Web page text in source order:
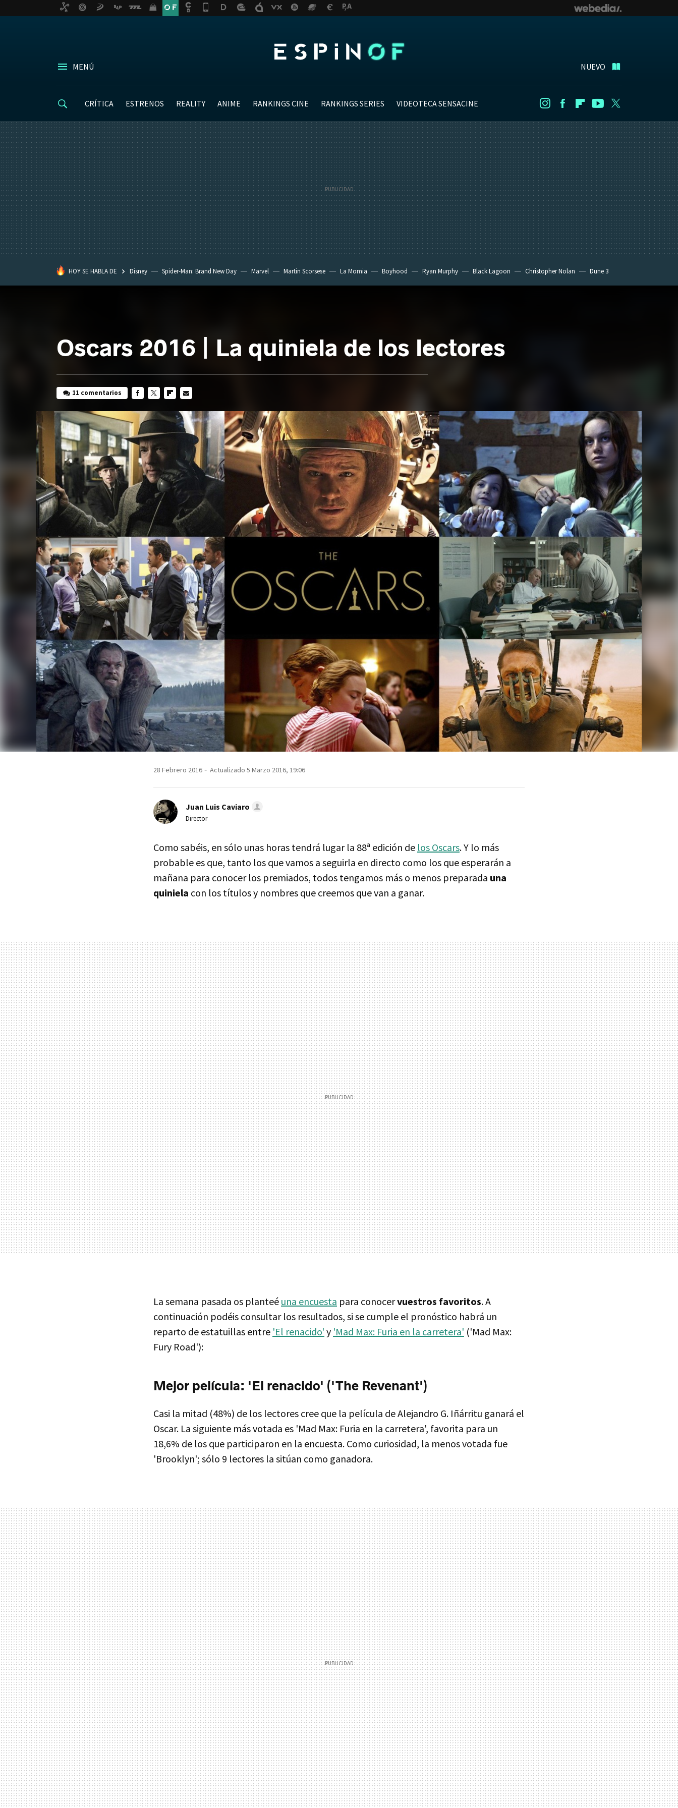
MENÚ NUEVO
CRÍTICA ESTRENOS REALITY ANIME RANKINGS CINE RANKINGS SERIES VIDEOTECA SENSACINE InstagramFacebookFlipboard
Youtube
HOY SE HABLA DE Disney Spider-Man: Brand New Day Marvel Martin Scorsese La Momia Boyhood Ryan Murphy Black Lagoon Christopher Nolan Dune 3
Oscars 2016 | La quiniela de los lectores
11 comentarios
MAIL
28 Febrero 2016 Actualizado 5 Marzo 2016, 19:06
Juan Luis Caviaro
Director
Como sabéis, en sólo unas horas tendrá lugar la 88ª edición de los Oscars. Y lo más
probable es que, tanto los que vamos a seguirla en directo como los que esperarán a
mañana para conocer los premiados, todos tengamos más o menos preparada una
quiniela con los títulos y nombres que creemos que van a ganar.
La semana pasada os planteé una encuesta para conocervuestros favoritos. A
continuación podéis consultar los resultados, si se cumple el pronóstico habrá un
reparto de estatuillas entre 'El renacido' y 'Mad Max: Furia en la carretera' ('Mad Max:
Fury Road'):
Mejor película: 'El renacido' ('The Revenant')
Casi la mitad (48%) de los lectores cree que la película de Alejandro G. Iñárritu ganará el
Oscar. La siguiente más votada es 'Mad Max: Furia en la carretera', favorita para un
18,6% de los que participaron en la encuesta. Como curiosidad, la menos votada fue
'Brooklyn'; sólo 9 lectores la sitúan como ganadora.